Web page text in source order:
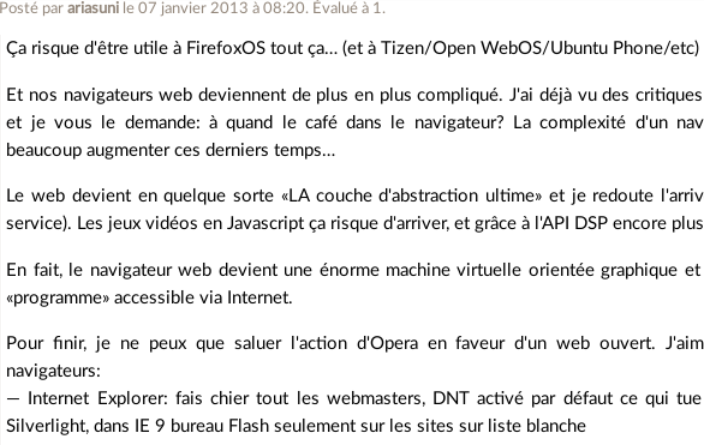
Posté parariasuni le 07 janvier 2013 à 08:20. Évalué à 1 .
Ça risque d'être utile à FirefoxOS tout ça… (et à Tizen/Open WebOS/Ubuntu Phone/etc)
Et nos navigateurs web deviennent de plus en plus compliqué. J'ai déjà vu des
et je vous le demande: à quand le café dans le navigateur? La complexité d'un
beaucoup augmenter ces derniers temps…
Le web devient en quelque sorte «LA couche d'abstraction ultime» et je redoute
service). Les jeux vidéos en Javascript ça risque d'arriver, et grâce à l'API DSP encore
En fait, le navigateur web devient une énorme machine virtuelle orientée graphique
«programme» accessible via Internet.
Pour finir, je ne peux que saluer l'action d'Opera en faveur d'un web ouvert.
navigateurs:
— Internet Explorer: fais chier tout les webmasters, DNT activé par défaut ce qui
Silverlight, dans IE 9 bureau Flash seulement sur les sites sur liste blanche